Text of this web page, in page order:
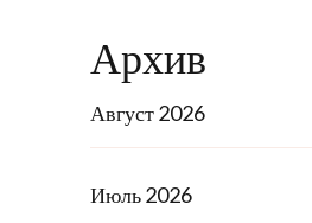
Архив
Август 2026
Июль 2026